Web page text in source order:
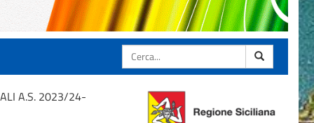
Cerca
A.S. 2023/24-